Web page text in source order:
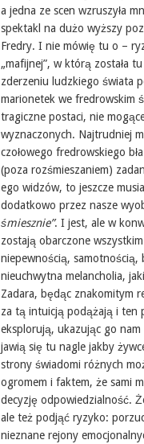
a jedna ze scen wzruszyła
spektakl na dużo wyższy
Fredry. I nie mówię tu o –
„mafijnej”, w którą została
zderzeniu ludzkiego świata
marionetek we fredrowskim
tragiczne postaci, nie
wyznaczonych. Najtrudniej
czołowego fredrowskiego
(poza rozśmieszaniem)
ego widzów, to jeszcze
dodatkowo przez nasze
śmiesznie”. I jest, ale w
zostają obarczone
niepewnością, samotnością,
nieuchwytna melancholia,
Zadara, będąc znakomitym
za tą intuicją podążają i ten
eksplorują, ukazując go
jawią się tu nagle jakby
strony świadomi różnych
ogromem i faktem, że sami
decyzję odpowiedzialność.
ale też podjąć ryzyko:
nieznane rejony